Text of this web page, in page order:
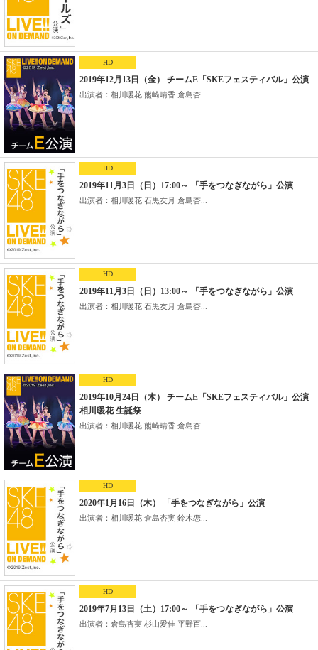
HD
2019年12月13日（金） チームE「SKEフェスティバル」公演
出演者：相川暖花 熊崎晴香 倉島杏...
HD
2019年11月3日（日）17:00～ 「手をつなぎながら」公演
出演者：相川暖花 石黒友月 倉島杏...
HD
2019年11月3日（日）13:00～ 「手をつなぎながら」公演
出演者：相川暖花 石黒友月 倉島杏...
HD
2019年10月24日（木） チームE「SKEフェスティバル」公演
相川暖花 生誕祭
出演者：相川暖花 熊崎晴香 倉島杏...
HD
2020年1月16日（木） 「手をつなぎながら」公演
出演者：相川暖花 倉島杏実 鈴木恋...
HD
2019年7月13日（土）17:00～ 「手をつなぎながら」公演
出演者：倉島杏実 杉山愛佳 平野百...